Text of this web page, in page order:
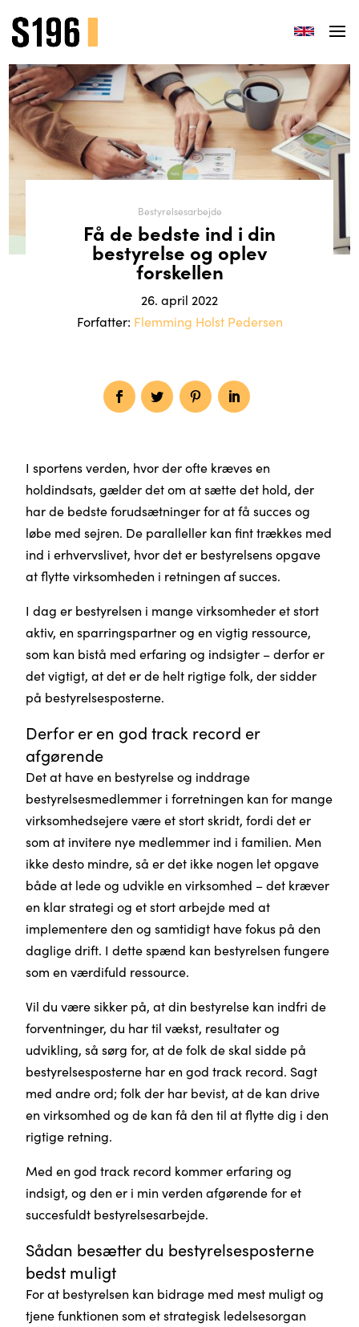
Bestyrelsesarbejde
Få de bedste ind i din
bestyrelse og oplev
forskellen
26. april 2022
Forfatter: Flemming Holst Pedersen
I sportens verden, hvor der ofte kræves en
holdindsats, gælder det om at sætte det hold, der
har de bedste forudsætninger for at få succes og
løbe med sejren. De paralleller kan fint trækkes med
ind i erhvervslivet, hvor det er bestyrelsens opgave
at flytte virksomheden i retningen af succes.
I dag er bestyrelsen i mange virksomheder et stort
aktiv, en sparringspartner og en vigtig ressource,
som kan bistå med erfaring og indsigter – derfor er
det vigtigt, at det er de helt rigtige folk, der sidder
på bestyrelsesposterne.
Derfor er en god track record er
afgørende
Det at have en bestyrelse og inddrage
bestyrelsesmedlemmer i forretningen kan for mange
virksomhedsejere være et stort skridt, fordi det er
som at invitere nye medlemmer ind i familien. Men
ikke desto mindre, så er det ikke nogen let opgave
både at lede og udvikle en virksomhed – det kræver
en klar strategi og et stort arbejde med at
implementere den og samtidigt have fokus på den
daglige drift. I dette spænd kan bestyrelsen fungere
som en værdifuld ressource.
Vil du være sikker på, at din bestyrelse kan indfri de
forventninger, du har til vækst, resultater og
udvikling, så sørg for, at de folk de skal sidde på
bestyrelsesposterne har en god track record. Sagt
med andre ord; folk der har bevist, at de kan drive
en virksomhed og de kan få den til at flytte dig i den
rigtige retning.
Med en god track record kommer erfaring og
indsigt, og den er i min verden afgørende for et
succesfuldt bestyrelsesarbejde.
Sådan besætter du bestyrelsesposterne
bedst muligt
For at bestyrelsen kan bidrage med mest muligt og
tjene funktionen som et strategisk ledelsesorgan